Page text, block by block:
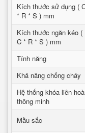
Kích thước sử dụng (
* R * S ) mm
Kích thước ngăn kéo (
C * R * S ) mm
Tính năng
Khả năng chống cháy
Hệ thống khóa liên
thông minh
Mầu sắc